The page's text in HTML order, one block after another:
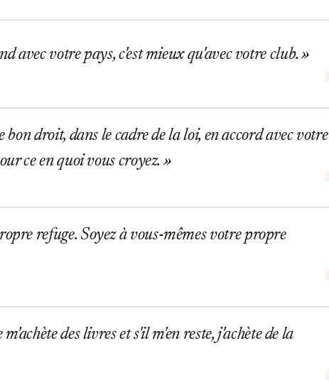
avec votre pays, c'est mieux qu'avec votre club.
droit, dans le cadre de la loi, en accord avec votre
ce en quoi vous croyez.
refuge. Soyez à vous-mêmes votre propre
des livres et s'il m'en reste, j'achète de la